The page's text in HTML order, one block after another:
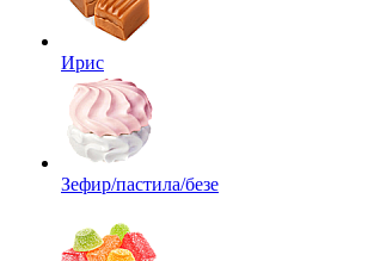
Ирис
Зефир/пастила/безе